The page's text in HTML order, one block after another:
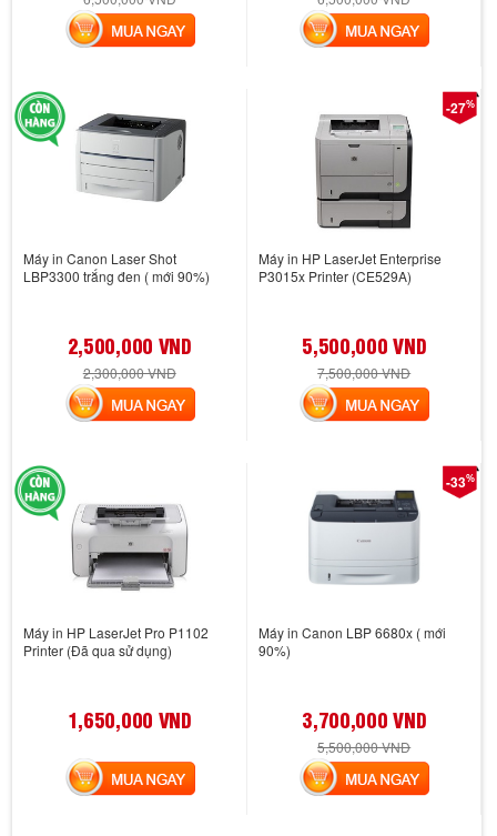
MUA NGAY
MUA NGAY
Máy in Canon Laser Shot
LBP3300 trắng đen ( mới 90%)
2,500,000 VND
2,300,000 VND
MUA NGAY
-27%
Máy in HP LaserJet Enterprise
P3015x Printer (CE529A)
5,500,000 VND
7,500,000 VND
MUA NGAY
Máy in HP LaserJet Pro P1102
Printer (Đã qua sử dụng)
1,650,000 VND
MUA NGAY
-33%
Máy in Canon LBP 6680x ( mới
90%)
3,700,000 VND
5,500,000 VND
MUA NGAY